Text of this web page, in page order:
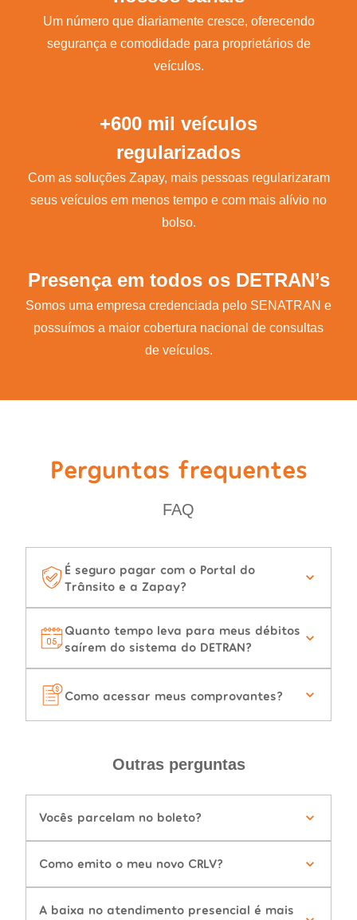
Um número que diariamente cresce, oferecendo
segurança e comodidade para proprietários de
veículos.
+600 mil veículos
regularizados
Com as soluções Zapay, mais pessoas regularizaram
seus veículos em menos tempo e com mais alívio no
bolso.
Presença em todos os DETRAN’s
Somos uma empresa credenciada pelo SENATRAN e
possuímos a maior cobertura nacional de consultas
de veículos.
Perguntas frequentes
FAQ
É seguro pagar com o Portal do
Trânsito e a Zapay?
Quanto tempo leva para meus débitos
saírem do sistema do DETRAN?
Como acessar meus comprovantes?
Outras perguntas
Vocês parcelam no boleto?
Como emito o meu novo CRLV?
A baixa no atendimento presencial é mais